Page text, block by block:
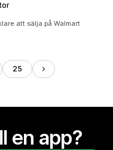
att sälja på Walmart
25
en app?